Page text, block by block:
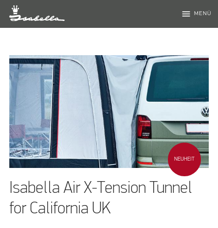
menu MENÜ
NEUHEIT
Isabella Air X-Tension Tunnel
for California UK